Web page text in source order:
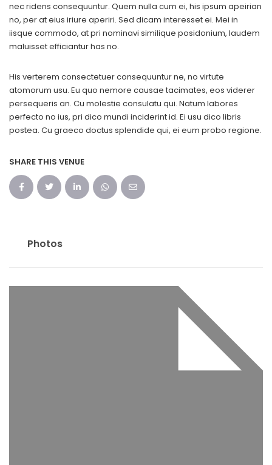
nec ridens consequuntur. Quem nulla cum ei, his ipsum apeirian
no, per at eius iriure aperiri. Sed dicam interesset ei. Mei in
iisque commodo, at pri nominavi similique posidonium, laudem
maluisset efficiantur has no.
His verterem consectetuer consequuntur ne, no virtute
atomorum usu. Eu quo nemore causae tacimates, eos viderer
persequeris an. Cu molestie consulatu qui. Natum labores
perfecto no ius, pri dico mundi inciderint id. Ei usu dico libris
postea. Cu graeco doctus splendide qui, ei eum probo regione.
SHARE THIS VENUE
Photos